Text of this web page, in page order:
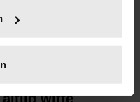
(fingerprinting)
het